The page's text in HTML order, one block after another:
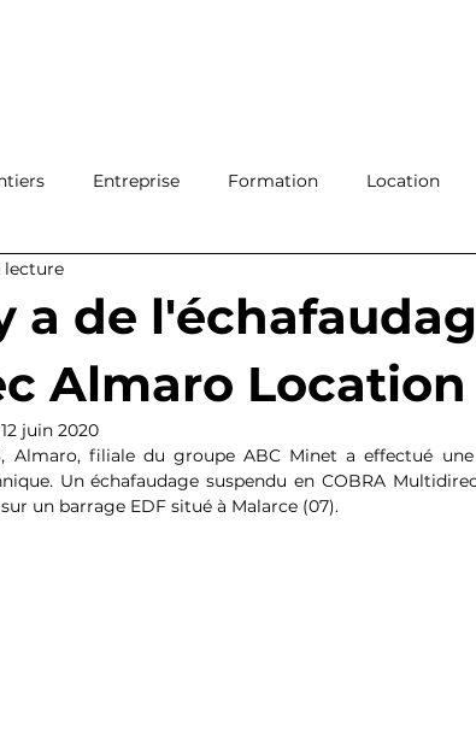
Entreprise Formation Location
Protection
a de
Almaro Location
lecture
12 juin 2020
Almaro, filiale du groupe ABC Minet a effectué
Un échafaudage suspendu en COBRA
un barrage EDF situé à Malarce (07).